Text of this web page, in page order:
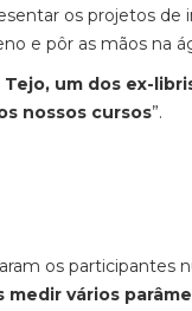
os projetos de
e pôr as mãos na
um dos ex-
nossos cursos”.
os participantes
medir vários